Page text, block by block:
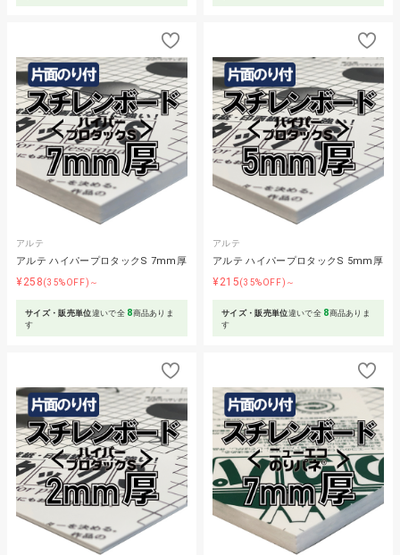
アルテ
アルテ ハイパープロタックS 7mm厚
¥258(35%OFF)～
サイズ・販売単位違いで全 8商品ありま
す
アルテ
アルテ ハイパープロタックS 5mm厚
¥215(35%OFF)～
サイズ・販売単位違いで全 8商品ありま
す